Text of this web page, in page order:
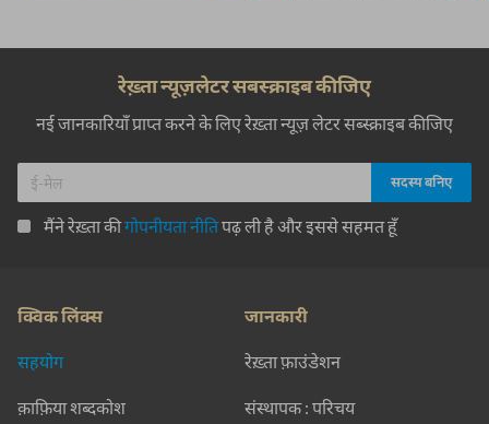
रेख़्ता न्यूज़लेटर सबस्क्राइब कीजिए
नई जानकारियाँ प्राप्त करने के लिए रेख़्ता न्यूज़ लेटर सब्स्क्राइब कीजिए
मैंने रेख़्ता कीगोपनीयता नीतिपढ़ ली है और इससे सहमत हूँ
क्विक लिंक्स
सहयोग
क़ाफ़िया शब्दकोश
जानकारी
रेख़्ता फ़ाउंडेशन
संस्थापक : परिचय